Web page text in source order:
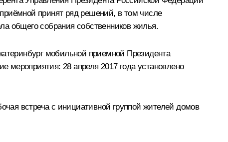
принят ряд решений, в том числе
общего собрания собственников жилья.
мобильной приемной Президента
28 апреля 2017 года установлено
встреча с инициативной группой жителей домов